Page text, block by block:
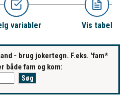
variabler Vis tabel
- brug jokertegn. F.eks. 'fam*
både fam og kom: